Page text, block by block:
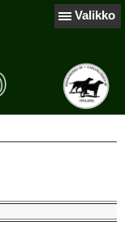
Valikko